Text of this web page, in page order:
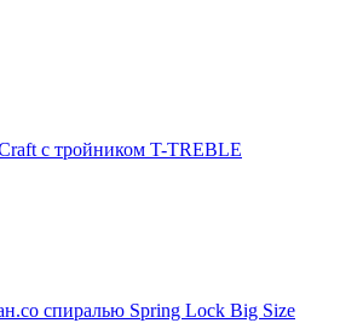
с тройником T-TREBLE
спиралью Spring Lock Big Size